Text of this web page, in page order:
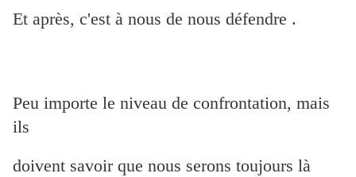
Et après, c'est à nous de nous défendre .
Peu importe le niveau de confrontation, mais
ils
doivent savoir que nous serons toujours là